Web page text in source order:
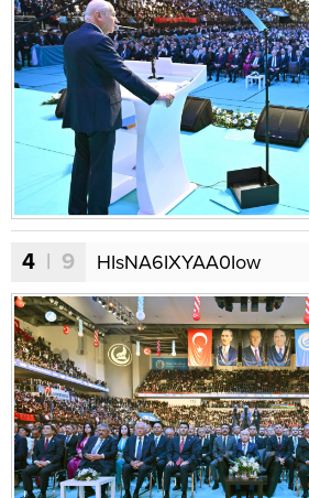
4 | 9 HIsNA6IXYAA0Iow